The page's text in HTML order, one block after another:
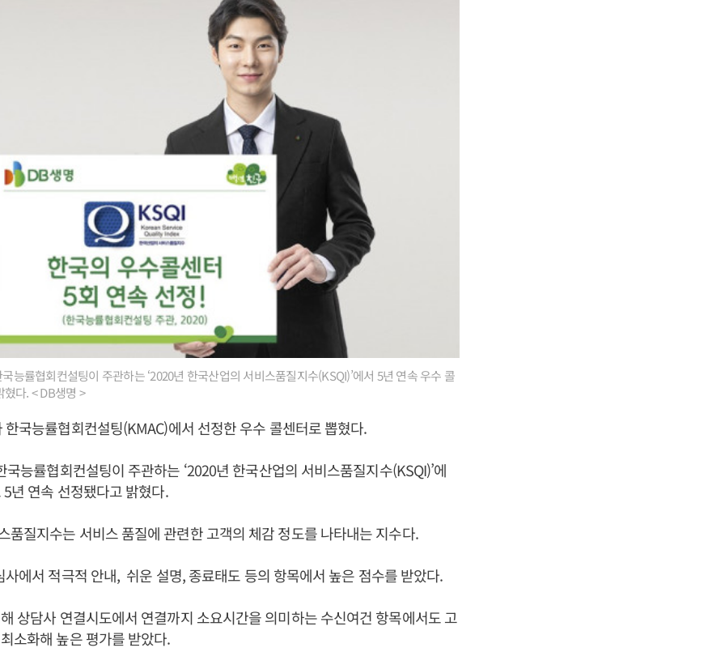
능률협회컨설팅이 주관하는 ‘2020년 한국산업의 서비스품질지수(KSQI)’에서 5년 연속 우수 콜
다. < DB생명 >
국능률협회컨설팅(KMAC)에서 선정한 우수 콜센터로 뽑혔다.
능률협회컨설팅이 주관하는 ‘2020년 한국산업의 서비스품질지수(KSQI)’에
년 연속 선정됐다고 밝혔다.
품질지수는 서비스 품질에 관련한 고객의 체감 정도를 나타내는 지수다.
사에서 적극적 안내, 쉬운 설명, 종료태도 등의 항목에서 높은 점수를 받았다.
상담사 연결시도에서 연결까지 소요시간을 의미하는 수신여건 항목에서도 고
소화해 높은 평가를 받았다.